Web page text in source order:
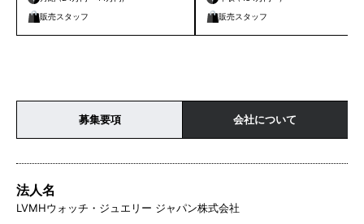
販売スタッフ
販売スタッフ
募集要項 会社について
法人名
LVMHウォッチ・ジュエリー ジャパン株式会社